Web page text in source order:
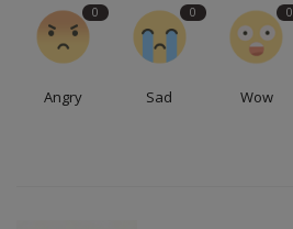
0
Angry
0
Sad
0
Wow